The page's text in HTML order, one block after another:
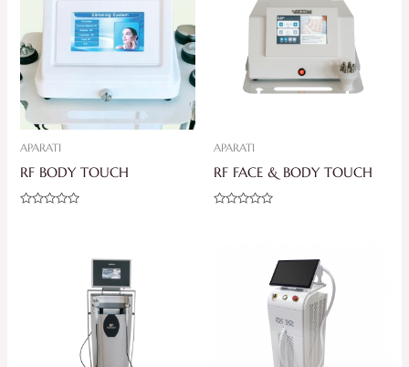
APARATI
RF BODY TOUCH
APARATI
RF FACE & BODY TOUCH